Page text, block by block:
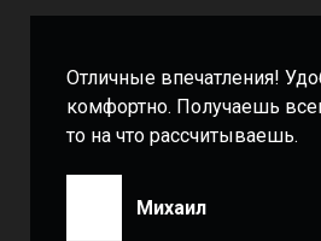
Отличные впечатления!
комфортно. Получаешь
то на что рассчитываешь.
Михаил